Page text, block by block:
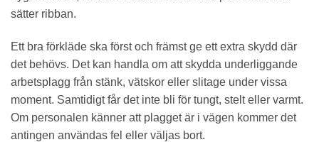
sätter ribban.
Ett bra förkläde ska först och främst ge ett extra skydd där
det behövs. Det kan handla om att skydda underliggande
arbetsplagg från stänk, vätskor eller slitage under vissa
moment. Samtidigt får det inte bli för tungt, stelt eller varmt.
Om personalen känner att plagget är i vägen kommer det
antingen användas fel eller väljas bort.